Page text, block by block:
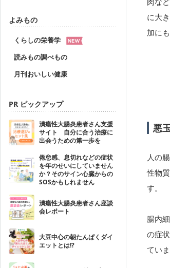
よみもの
くらしの栄養学
読みもの調べもの
月刊おいしい健康
PR ピックアップ
潰瘍性大腸炎患者さん支援
サイト 自分に合う治療に
出会うための第一歩を
倦怠感、息切れなどの症状
を年のせいにしていません
か？そのサイン心臓からの
SOSかもしれません
潰瘍性大腸炎患者さん座談
会レポート
大豆中心の朝たんぱくダイ
エットとは!?
に大
加に
悪
人の
性物
す。
腸内
の症
ていま